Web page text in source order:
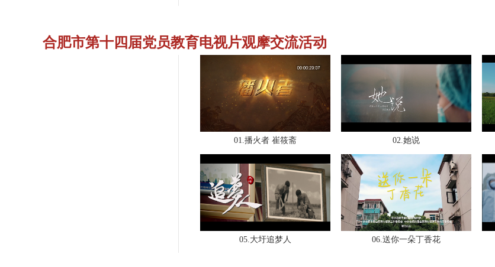
合肥市第十四届党员教育电视片观摩交流活动
01.播火者 崔筱斋 02.她说
05.大圩追梦人 06.送你一朵丁香花